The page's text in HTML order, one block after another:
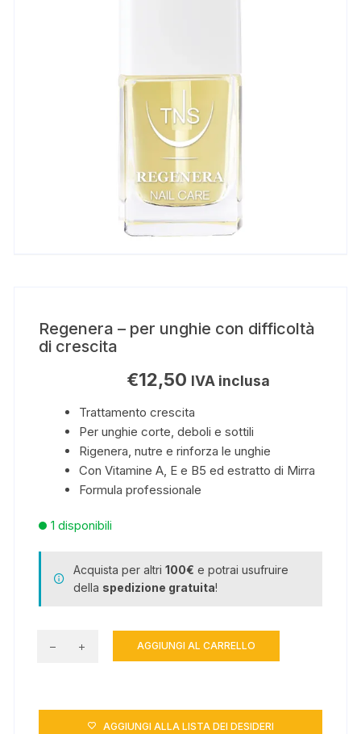
Regenera – per unghie con difficoltà
di crescita
€12,50 IVA inclusa
Trattamento crescita
Per unghie corte, deboli e sottili
Rigenera, nutre e rinforza le unghie
Con Vitamine A, E e B5 ed estratto di Mirra
Formula professionale
1 disponibili
Acquista per altri100€ e potrai usufruire
della spedizione gratuita!
Regenera
unghie
AGGIUNGI AL CARRELLO
AGGIUNGI ALLA LISTA DEI DESIDERI